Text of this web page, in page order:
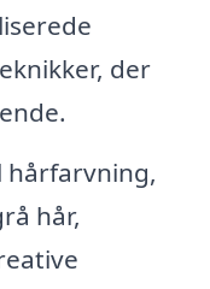
der
hårfarvning,
hår,